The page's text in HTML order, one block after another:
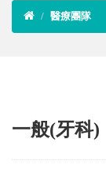
醫療團隊
一般(牙科)